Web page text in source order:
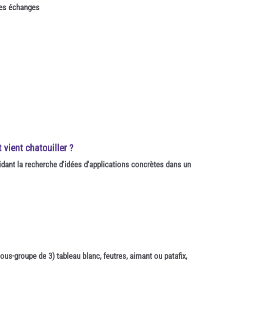
échanges
vient chatouiller ?
la recherche d'idées d'applications concrètes dans un
groupe de 3) tableau blanc, feutres, aimant ou patafix,